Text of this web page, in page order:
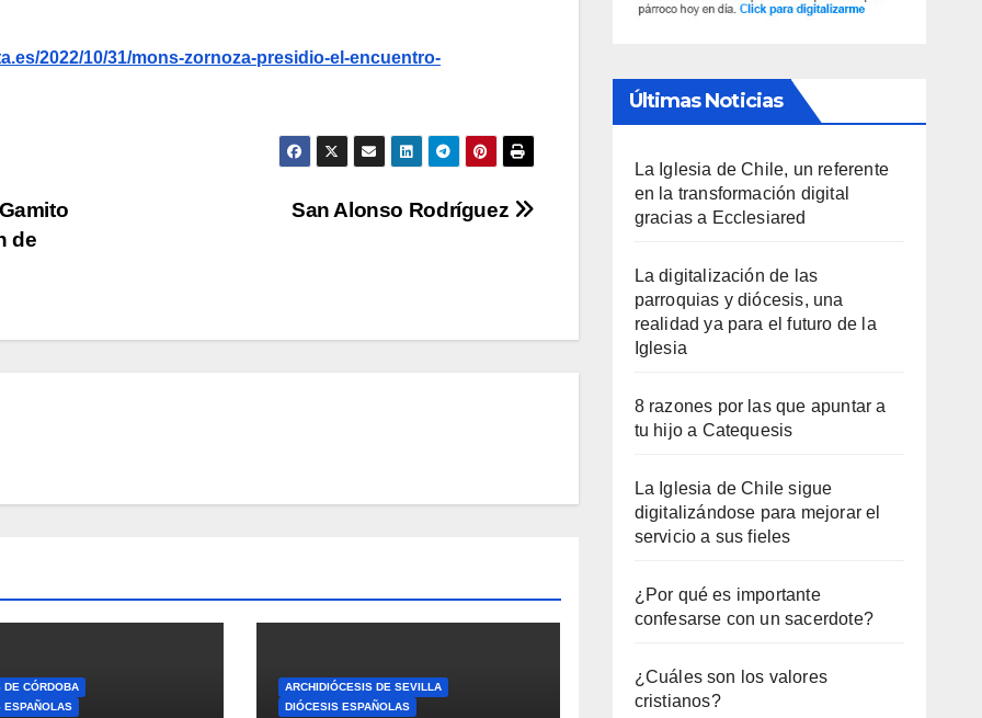
2022/10/31/mons-zornoza-presidio-el-encuentro-
San Alonso Rodríguez
de
DE CÓRDOBA
ESPAÑOLAS
ARCHIDIÓCESIS DE SEVILLA
DIÓCESIS ESPAÑOLAS
Últimas Noticias
La Iglesia de Chile, un referente
en la transformación digital
gracias a Ecclesiared
La digitalización de las
parroquias y diócesis, una
realidad ya para el futuro de la
Iglesia
8 razones por las que apuntar a
tu hijo a Catequesis
La Iglesia de Chile sigue
digitalizándose para mejorar el
servicio a sus fieles
¿Por qué es importante
confesarse con un sacerdote?
¿Cuáles son los valores
cristianos?